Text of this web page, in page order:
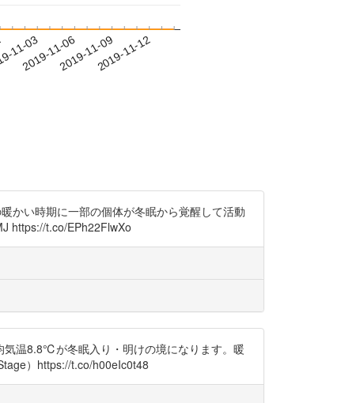
11-03
2019-11-062019-11-092019-11-12
かい時期に一部の個体が冬眠から覚醒して活動
https://t.co/EPh22FlwXo
気温8.8℃が冬眠入り・明けの境になります。暖
）https://t.co/h00eIc0t48